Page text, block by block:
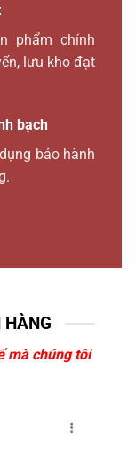
phẩm chính
lưu kho đạt
bạch
bảo hành
HÀNG
mà chúng tôi